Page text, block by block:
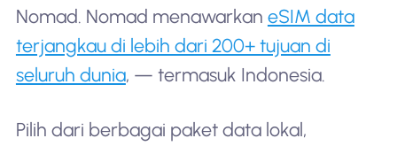
Nomad. Nomad menawarkan eSIM data
terjangkau di lebih dari 200+ tujuan di
seluruh dunia, — termasuk Indonesia.
Pilih dari berbagai paket data lokal,